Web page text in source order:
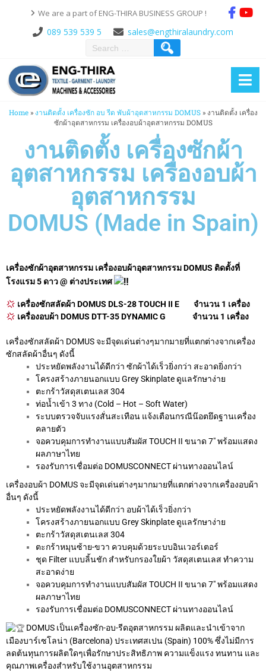
We are a part of ENG-THIRA BUSINESS GROUP !
089 539 539 5 sales@engthiralaundry.com
Home» งานติดตั้ง เครื่องซัก อบ รีด พับผ้าอุตสาหกรรม DOMUS» งานติดตั้ง เครื่อง
ซักผ้าอุตสาหกรรม เครื่องอบผ้าอุตสาหกรรม DOMUS
งานติดตั้ง เครื่องซักผ้า
อุตสาหกรรม เครื่องอบผ้า
อุตสาหกรรม
DOMUS (Made in Spain)
เครื่องซักผ้าอุตสาหกรรม เครื่องอบผ้าอุตสาหกรรม DOMUS ติดตั้งที่
โรงแรม 5 ดาว @ ต่างประเทศ
เครื่องซักสลัดผ้า DOMUS DLS-28 TOUCH II E จำนวน 1 เครื่อง
เครื่องอบผ้า DOMUS DTT-35 DYNAMIC G จำนวน 1 เครื่อง
เครื่องซักสลัดผ้า DOMUS จะมีจุดเด่นต่างๆมากมายที่แตกต่างจากเครื่อง
ซักสลัดผ้าอื่นๆ ดังนี้
ประหยัดพลังงานได้ดีกว่า ซักผ้าได้เร็วยิ่งกว่า สะอาดยิ่งกว่า
โครงสร้างภายนอกแบบ Grey Skinplate ดูแลรักษาง่าย
ตะกร้าวัสดุสเตนเลส 304
ท่อน้ำเข้า 3 ทาง (Cold – Hot – Soft Water)
ระบบตรวจจับแรงสั่นสะเทือน แจ้งเตือนกรณีน๊อตยึดฐานเครื่อง
คลายตัว
จอควบคุมการทำงานแบบสัมผัส TOUCH II ขนาด 7″ พร้อมแสดง
ผลภาษาไทย
รองรับการเชื่อมต่อ DOMUSCONNECT ผ่านทางออนไลน์
เครื่องอบผ้า DOMUS จะมีจุดเด่นต่างๆมากมายที่แตกต่างจากเครื่องอบผ้า
อื่นๆ ดังนี้
ประหยัดพลังงานได้ดีกว่า อบผ้าได้เร็วยิ่งกว่า
โครงสร้างภายนอกแบบ Grey Skinplate ดูแลรักษาง่าย
ตะกร้าวัสดุสเตนเลส 304
ตะกร้าหมุนซ้าย-ขวา ควบคุมด้วยระบบอินเวอร์เตอร์
ชุด Filter แบบลิ้นชัก สำหรับกรองใยผ้า วัสดุสเตนเลส ทำความ
สะอาดง่าย
จอควบคุมการทำงานแบบสัมผัส TOUCH II ขนาด 7″ พร้อมแสดง
ผลภาษาไทย
รองรับการเชื่อมต่อ DOMUSCONNECT ผ่านทางออนไลน์
DOMUS เป็นเครื่องซัก-อบ-รีดอุตสาหกรรม ผลิตและนำเข้าจาก
เมืองบาร์เซโลน่า (Barcelona) ประเทศสเปน (Spain) 100% ซึ่งไม่มีการ
ลดต้นทุนการผลิตใดๆเพื่อรักษาประสิทธิภาพ ความแข็งแรง ทนทาน และ
คุณภาพเครื่องสำหรับใช้งานอุตสาหกรรม